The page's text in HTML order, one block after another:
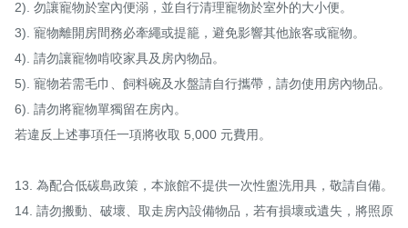
2). 勿讓寵物於室內便溺，並自行清理寵物於室外的大小便。
3). 寵物離開房間務必牽繩或提籠，避免影響其他旅客或寵物。
4). 請勿讓寵物啃咬家具及房內物品。
5). 寵物若需毛巾、飼料碗及水盤請自行攜帶，請勿使用房內物品。
6). 請勿將寵物單獨留在房內。
若違反上述事項任一項將收取 5,000 元費用。
13. 為配合低碳島政策，本旅館不提供一次性盥洗用具，敬請自備。
14. 請勿搬動、破壞、取走房內設備物品，若有損壞或遺失，將照原